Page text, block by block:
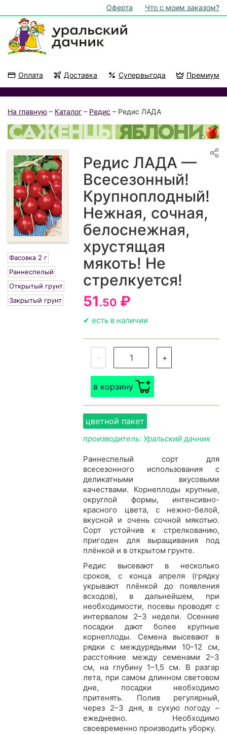
Оферта Что с моим заказом?
Оплата Доставка Супервыгода Премиум
На главную – Каталог – Редис – Редис ЛАДА
Фасовка 2 г
Раннеспелый
Открытый грунт
Закрытый грунт
Редис ЛАДА —
Всесезонный!
Крупноплодный!
Нежная, сочная,
белоснежная,
хрустящая
мякоть! Не
стрелкуется!
51.50 ₽
✔ есть в наличии
- +
в корзину
цветной пакет
производитель: Уральский дачник
Раннеспелый сорт для
всесезонного использования с
деликатными вкусовыми
качествами. Корнеплоды крупные,
округлой формы, интенсивно-
красного цвета, с нежно-белой,
вкусной и очень сочной мякотью.
Сорт устойчив к стрелкованию,
пригоден для выращивания под
плёнкой и в открытом грунте.
Редис высевают в несколько
сроков, с конца апреля (грядку
укрывают плёнкой до появления
всходов), в дальнейшем, при
необходимости, посевы проводят с
интервалом 2–3 недели. Осенние
посадки дают более крупные
корнеплоды. Семена высевают в
рядки с междурядьями 10–12 см,
расстояние между семенами 2–3
см, на глубину 1–1,5 см. В разгар
лета, при самом длинном световом
дне, посадки необходимо
притенять. Полив регулярный,
через 2–3 дня, в сухую погоду –
ежедневно. Необходимо
своевременно производить уборку.